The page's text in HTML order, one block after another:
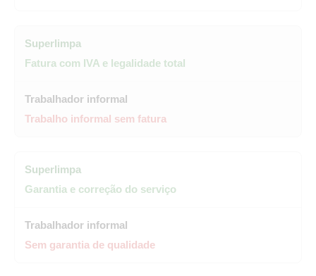
Fatura com IVA e legalidade total
Trabalho informal sem fatura
Garantia e correção do serviço
Sem garantia de qualidade